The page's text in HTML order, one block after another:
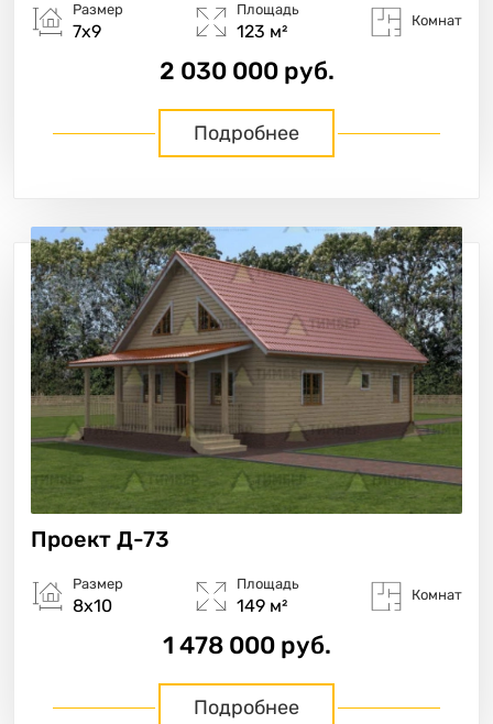
Размер
7х9
Площадь
123 м²
Комнат
2 030 000 руб.
Подробнее
Проект Д-73
Размер
8х10
Площадь
149 м²
Комнат
1 478 000 руб.
Подробнее